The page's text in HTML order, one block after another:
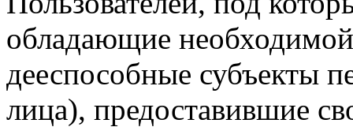
обладающие
дееспособные субъекты
лица), предоставившие